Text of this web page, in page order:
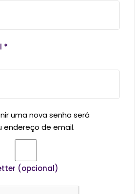
*
uma nova senha será
endereço de email.
(opcional)